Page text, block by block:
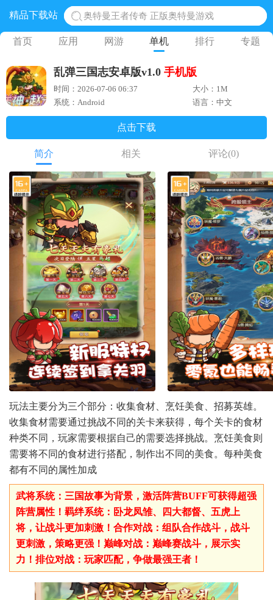
精品下载站
奥特曼王者传奇 正版奥特曼游戏
地铁跑酷体验服国际服 地铁跑酷体验服版本
网易光遇手游正版 点亮星空共庆周年
黎明觉醒生机腾讯正版 黎明觉醒生机国际服
蛋仔派对下载 蛋仔派对体验服
首页 应用 网游 单机 排行 专题
乱弹三国志安卓版v1.0 手机版
时间：2026-07-06 06:37
大小：1M
系统：Android
语言：中文
点击下载
简介 相关 评论(0)
玩法主要分为三个部分：收集食材、烹饪美食、招募英雄。
收集食材需要通过挑战不同的关卡来获得，每个关卡的食材
种类不同，玩家需要根据自己的需要选择挑战。烹饪美食则
需要将不同的食材进行搭配，制作出不同的美食。每种美食
都有不同的属性加成
武将系统：三国故事为背景，激活阵营BUFF可获得超强
阵营属性！羁绊系统：卧龙凤雏、四大都督、五虎上
将，让战斗更加刺激！合作对战：组队合作战斗，战斗
更刺激，策略更强！巅峰对战：巅峰赛战斗，展示实
力！排位对战：玩家匹配，争做最强王者！